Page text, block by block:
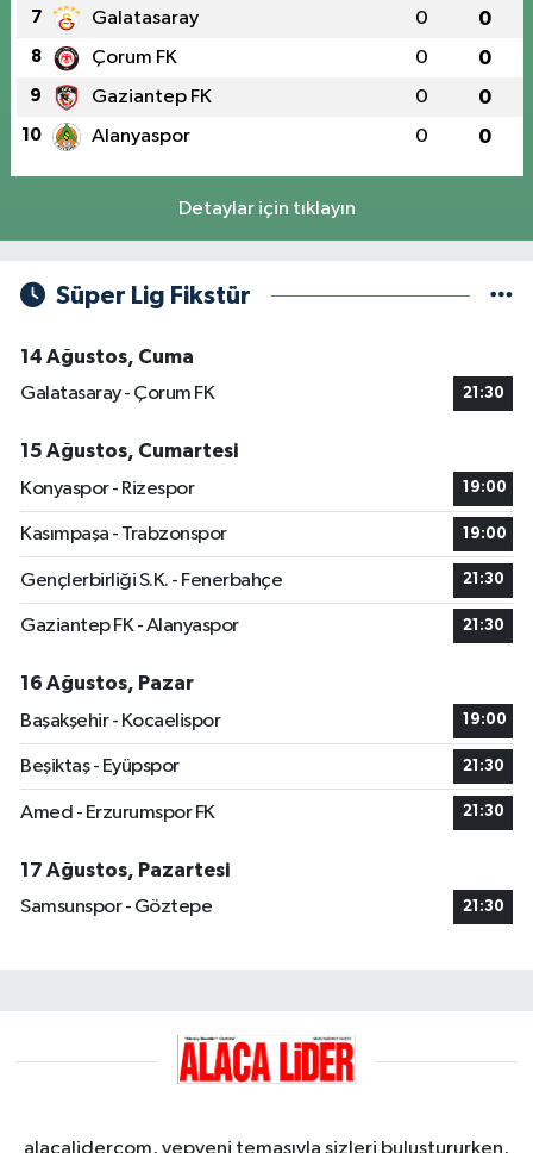
7 Galatasaray 0 0
8 Çorum FK 0 0
9 Gaziantep FK 0 0
10 Alanyaspor 0 0
Detaylar için tıklayın
Süper Lig Fikstür
14 Ağustos, Cuma
Galatasaray - Çorum FK
21:30
15 Ağustos, Cumartesi
Konyaspor - Rizespor
19:00
Kasımpaşa - Trabzonspor 19:00
Gençlerbirliği S.K. - Fenerbahçe 21:30
Gaziantep FK - Alanyaspor 21:30
16 Ağustos, Pazar
Başakşehir - Kocaelispor
19:00
Beşiktaş - Eyüpspor 21:30
Amed - Erzurumspor FK 21:30
17 Ağustos, Pazartesi
Samsunspor - Göztepe
21:30
alacalidercom, yepyeni temasıyla sizleri buluştururken,